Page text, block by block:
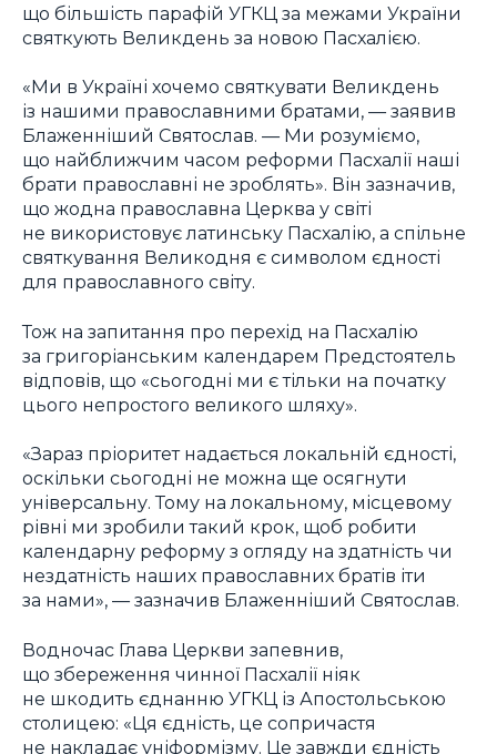
що більшість парафій УГКЦ за межами України
святкують Великдень за новою Пасхалією.
«Ми в Україні хочемо святкувати Великдень
із нашими православними братами, — заявив
Блаженніший Святослав. — Ми розуміємо,
що найближчим часом реформи Пасхалії наші
брати православні не зроблять». Він зазначив,
що жодна православна Церква у світі
не використовує латинську Пасхалію, а спільне
святкування Великодня є символом єдності
для православного світу.
Тож на запитання про перехід на Пасхалію
за григоріанським календарем Предстоятель
відповів, що «сьогодні ми є тільки на початку
цього непростого великого шляху».
«Зараз пріоритет надається локальній єдності,
оскільки сьогодні не можна ще осягнути
універсальну. Тому на локальному, місцевому
рівні ми зробили такий крок, щоб робити
календарну реформу з огляду на здатність чи
нездатність наших православних братів іти
за нами», — зазначив Блаженніший Святослав.
Водночас Глава Церкви запевнив,
що збереження чинної Пасхалії ніяк
не шкодить єднанню УГКЦ із Апостольською
столицею: «Ця єдність, це сопричастя
не накладає уніформізму. Це завжди єдність